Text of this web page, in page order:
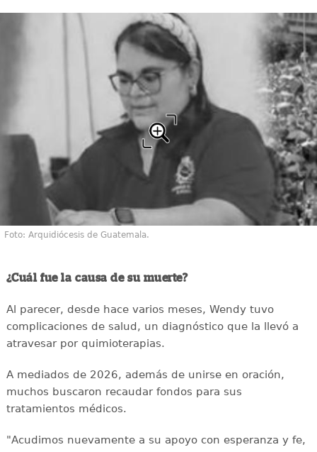
Foto: Arquidiócesis de Guatemala.
¿Cuál fue la causa de su muerte?
Al parecer, desde hace varios meses, Wendy tuvo
complicaciones de salud, un diagnóstico que la llevó a
atravesar por quimioterapias.
A mediados de 2026, además de unirse en oración,
muchos buscaron recaudar fondos para sus
tratamientos médicos.
"Acudimos nuevamente a su apoyo con esperanza y fe,